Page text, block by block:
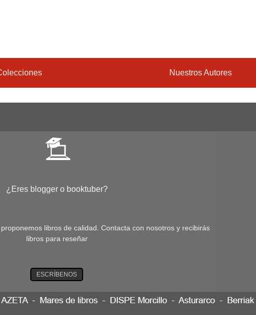
Nuestros Autores
¿Eres blogger o booktuber?
libros de calidad. Contacta con nosotros y recibirás
libros para reseñar
ESCRÍBENOS